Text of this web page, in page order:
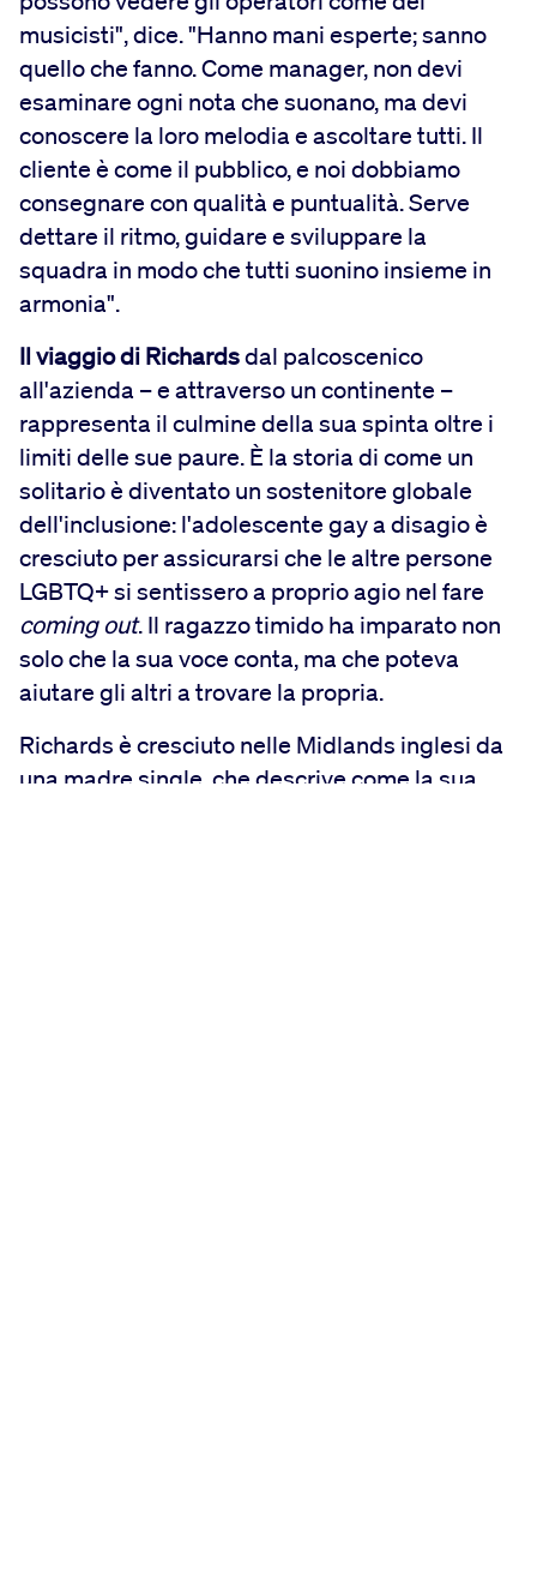
musicisti", dice. "Hanno mani esperte; sanno
quello che fanno. Come manager, non devi
esaminare ogni nota che suonano, ma devi
conoscere la loro melodia e ascoltare tutti. Il
cliente è come il pubblico, e noi dobbiamo
consegnare con qualità e puntualità. Serve
dettare il ritmo, guidare e sviluppare la
squadra in modo che tutti suonino insieme in
armonia".
Il viaggio di Richardsdal palcoscenico
all'azienda – e attraverso un continente –
rappresenta il culmine della sua spinta oltre i
limiti delle sue paure. È la storia di come un
solitario è diventato un sostenitore globale
dell'inclusione: l'adolescente gay a disagio è
cresciuto per assicurarsi che le altre persone
LGBTQ+ si sentissero a proprio agio nel fare
coming out. Il ragazzo timido ha imparato non
solo che la sua voce conta, ma che poteva
aiutare gli altri a trovare la propria.
Richards è cresciuto nelle Midlands inglesi da
una madre single, che descrive come la sua